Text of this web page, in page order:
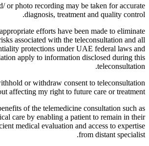
or photo recording may be taken for accurate
diagnosis, treatment and quality control.
efforts have been made to eliminate
associated with the teleconsultation and all
protections under UAE federal laws and
apply to information disclosed during this
teleconsultation.
or withdraw consent to teleconsultation
affecting my right to future care or treatment.
of the telemedicine consultation such as
care by enabling a patient to remain in their
medical evaluation and access to expertise
from distant specialist.